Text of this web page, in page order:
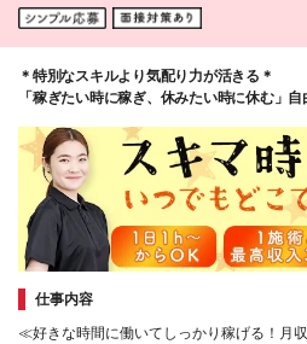
2,340円～ ③経験者か
経験者かつ週40時間
＊特別なスキルより気配り力が活きる＊
「稼ぎたい時に稼ぎ、休みたい時に休む」
仕事内容
≪好きな時間に働いてしっかり稼げる！月